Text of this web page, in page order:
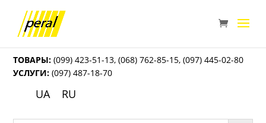
ТОВАРЫ: (099) 423-51-13,(068) 762-85-15,(097) 445-02-80
УСЛУГИ: (097) 487-18-70
UA RU